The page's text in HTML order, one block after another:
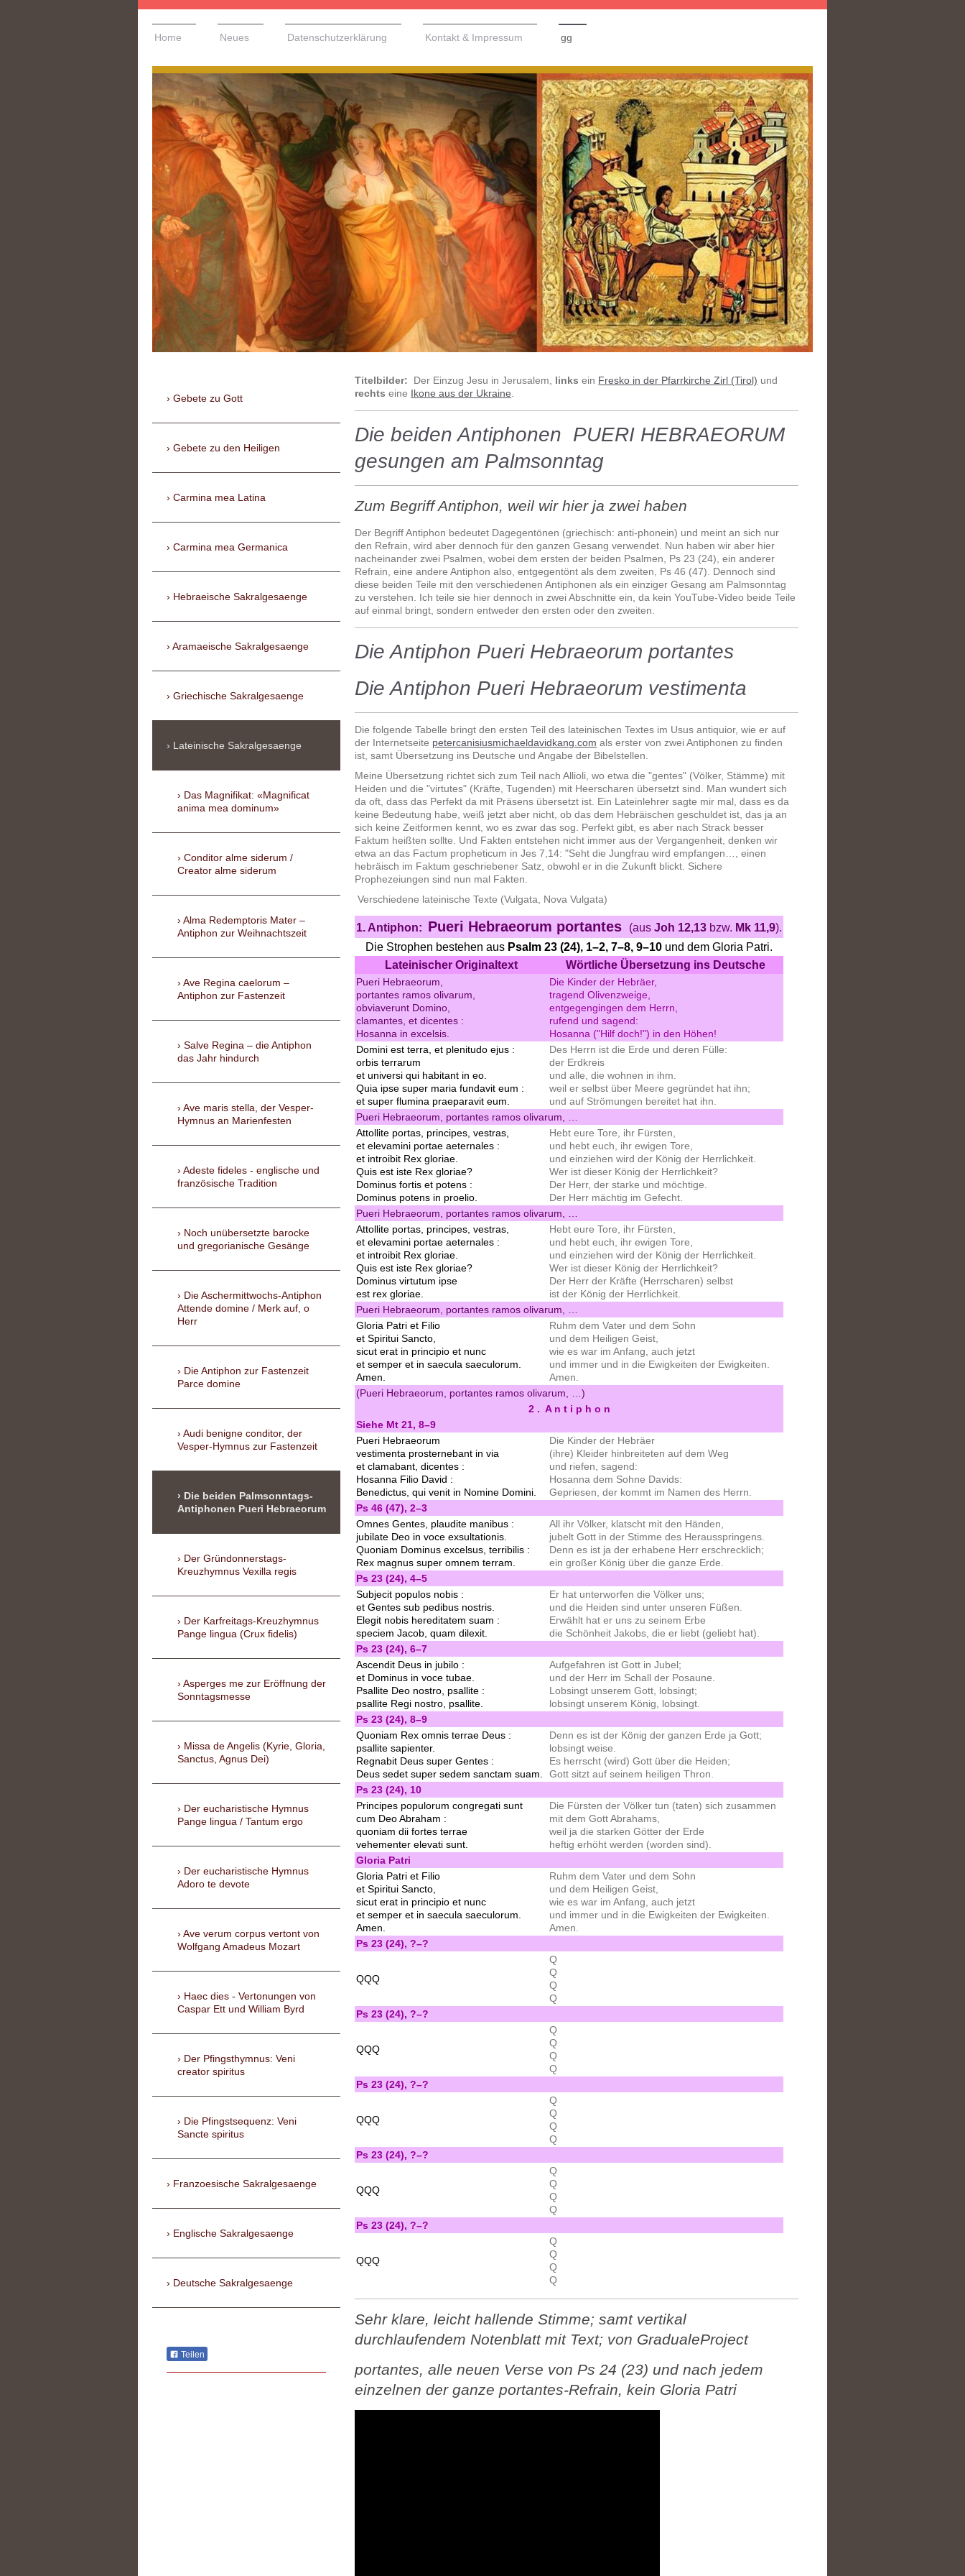
Home Neues Datenschutzerklärung Kontakt & Impressum gg
Titelbilder: Der Einzug Jesu in Jerusalem, links ein Fresko in der Pfarrkirche Zirl (Tirol) und
rechts eine Ikone aus der Ukraine
Die beiden Antiphonen PUERI HEBRAEORUM
gesungen am Palmsonntag
Zum Begriff Antiphon, weil wir hier ja zwei haben
Der Begriff Antiphon bedeutet Dagegentönen (griechisch: anti-phonein) und meint an sich nur
den Refrain, wird aber dennoch für den ganzen Gesang verwendet. Nun haben wir aber hier
nacheinander zwei Psalmen, wobei dem ersten der beiden Psalmen, Ps 23 (24), ein anderer
Refrain, eine andere Antiphon also, entgegentönt als dem zweiten, Ps 46 (47). Dennoch sind
diese beiden Teile mit den verschiedenen Antiphonen als ein einziger Gesang am Palmsonntag
zu verstehen. Ich teile sie hier dennoch in zwei Abschnitte ein, da kein YouTube-Video beide Teile
auf einmal bringt, sondern entweder den ersten oder den zweiten.
Die Antiphon Pueri Hebraeorum portantes
Die Antiphon Pueri Hebraeorum vestimenta
Die folgende Tabelle bringt den ersten Teil des lateinischen Textes im Usus antiquior, wie er auf
der Internetseite petercanisiusmichaeldavidkang.com als erster von zwei Antiphonen zu finden
ist, samt Übersetzung ins Deutsche und Angabe der Bibelstellen.
Meine Übersetzung richtet sich zum Teil nach Allioli, wo etwa die "gentes" (Völker, Stämme) mit
Heiden und die "virtutes" (Kräfte, Tugenden) mit Heerscharen übersetzt sind. Man wundert sich
da oft, dass das Perfekt da mit Präsens übersetzt ist. Ein Lateinlehrer sagte mir mal, dass es da
keine Bedeutung habe, weiß jetzt aber nicht, ob das dem Hebräischen geschuldet ist, das ja an
sich keine Zeitformen kennt, wo es zwar das sog. Perfekt gibt, es aber nach Strack besser
Faktum heißten sollte. Und Fakten entstehen nicht immer aus der Vergangenheit, denken wir
etwa an das Factum propheticum in Jes 7,14: "Seht die Jungfrau wird empfangen…, einen
hebräisch im Faktum geschriebener Satz, obwohl er in die Zukunft blickt. Sichere
Prophezeiungen sind nun mal Fakten.
Verschiedene lateinische Texte (Vulgata, Nova Vulgata)
1. Antiphon: Pueri Hebraeorum portantes (ausJoh 12,13 bzw. Mk 11,9).
Die Strophen bestehen aus Psalm 23 (24), 1–2, 7–8, 9–10 und dem Gloria Patri.
Lateinischer Originaltext
Wörtliche Übersetzung ins Deutsche
Pueri Hebraeorum,
portantes ramos olivarum,
obviaverunt Domino,
clamantes, et dicentes :
Hosanna in excelsis.
Die Kinder der Hebräer,
tragend Olivenzweige,
entgegengingen dem Herrn,
rufend und sagend:
Hosanna ("Hilf doch!") in den Höhen!
Domini est terra, et plenitudo ejus :
orbis terrarum
et universi qui habitant in eo.
Quia ipse super maria fundavit eum :
et super flumina praeparavit eum.
Des Herrn ist die Erde und deren Fülle:
der Erdkreis
und alle, die wohnen in ihm.
weil er selbst über Meere gegründet hat ihn;
und auf Strömungen bereitet hat ihn.
Pueri Hebraeorum, portantes ramos olivarum, …
Attollite portas, principes, vestras,
et elevamini portae aeternales :
et introibit Rex gloriae.
Quis est iste Rex gloriae?
Dominus fortis et potens :
Dominus potens in proelio.
Hebt eure Tore, ihr Fürsten,
und hebt euch, ihr ewigen Tore,
und einziehen wird der König der Herrlichkeit.
Wer ist dieser König der Herrlichkeit?
Der Herr, der starke und möchtige.
Der Herr mächtig im Gefecht.
Pueri Hebraeorum, portantes ramos olivarum, …
Attollite portas, principes, vestras,
et elevamini portae aeternales :
et introibit Rex gloriae.
Quis est iste Rex gloriae?
Dominus virtutum ipse
est rex gloriae.
Hebt eure Tore, ihr Fürsten,
und hebt euch, ihr ewigen Tore,
und einziehen wird der König der Herrlichkeit.
Wer ist dieser König der Herrlichkeit?
Der Herr der Kräfte (Herrscharen) selbst
ist der König der Herrlichkeit.
Pueri Hebraeorum, portantes ramos olivarum, …
Gloria Patri et Filio
et Spiritui Sancto,
sicut erat in principio et nunc
et semper et in saecula saeculorum.
Amen.
Ruhm dem Vater und dem Sohn
und dem Heiligen Geist,
wie es war im Anfang, auch jetzt
und immer und in die Ewigkeiten der Ewigkeiten.
Amen.
(Pueri Hebraeorum, portantes ramos olivarum, …)
2 . A n t i p h o n
Siehe Mt 21, 8–9
Pueri Hebraeorum
vestimenta prosternebant in via
et clamabant, dicentes :
Hosanna Filio David :
Benedictus, qui venit in Nomine Domini.
Die Kinder der Hebräer
(ihre) Kleider hinbreiteten auf dem Weg
und riefen, sagend:
Hosanna dem Sohne Davids:
Gepriesen, der kommt im Namen des Herrn.
Ps 46 (47), 2–3
Omnes Gentes, plaudite manibus :
jubilate Deo in voce exsultationis.
Quoniam Dominus excelsus, terribilis :
Rex magnus super omnem terram.
All ihr Völker, klatscht mit den Händen,
jubelt Gott in der Stimme des Herausspringens.
Denn es ist ja der erhabene Herr erschrecklich;
ein großer König über die ganze Erde.
Ps 23 (24), 4–5
Subjecit populos nobis :
et Gentes sub pedibus nostris.
Elegit nobis hereditatem suam :
speciem Jacob, quam dilexit.
Er hat unterworfen die Völker uns;
und die Heiden sind unter unseren Füßen.
Erwählt hat er uns zu seinem Erbe
die Schönheit Jakobs, die er liebt (geliebt hat).
Ps 23 (24), 6–7
Ascendit Deus in jubilo :
et Dominus in voce tubae.
Psallite Deo nostro, psallite :
psallite Regi nostro, psallite.
Aufgefahren ist Gott in Jubel;
und der Herr im Schall der Posaune.
Lobsingt unserem Gott, lobsingt;
lobsingt unserem König, lobsingt.
Ps 23 (24), 8–9
Quoniam Rex omnis terrae Deus :
psallite sapienter.
Regnabit Deus super Gentes :
Deus sedet super sedem sanctam suam.
Denn es ist der König der ganzen Erde ja Gott;
lobsingt weise.
Es herrscht (wird) Gott über die Heiden;
Gott sitzt auf seinem heiligen Thron.
Ps 23 (24), 10
Principes populorum congregati sunt
cum Deo Abraham :
quoniam dii fortes terrae
vehementer elevati sunt.
Die Fürsten der Völker tun (taten) sich zusammen
mit dem Gott Abrahams,
weil ja die starken Götter der Erde
heftig erhöht werden (worden sind).
Gloria Patri
Gloria Patri et Filio
et Spiritui Sancto,
sicut erat in principio et nunc
et semper et in saecula saeculorum.
Amen.
Ruhm dem Vater und dem Sohn
und dem Heiligen Geist,
wie es war im Anfang, auch jetzt
und immer und in die Ewigkeiten der Ewigkeiten.
Amen.
Ps 23 (24), ?–?
QQQ
Q
Q
Q
Q
Ps 23 (24), ?–?
QQQ
Q
Q
Q
Q
Ps 23 (24), ?–?
QQQ
Q
Q
Q
Q
Ps 23 (24), ?–?
QQQ
Q
Q
Q
Q
Ps 23 (24), ?–?
QQQ
Q
Q
Q
Q
Sehr klare, leicht hallende Stimme; samt vertikal
durchlaufendem Notenblatt mit Text; von GradualeProject
portantes, alle neuen Verse von Ps 24 (23) und nach jedem
einzelnen der ganze portantes-Refrain, kein Gloria Patri
Gebete zu Gott
Gebete zu den Heiligen
Carmina mea Latina
Carmina mea Germanica
Hebraeische Sakralgesaenge
Aramaeische Sakralgesaenge
Griechische Sakralgesaenge
Lateinische Sakralgesaenge
Das Magnifikat: «Magnificat
anima mea dominum»
Conditor alme siderum /
Creator alme siderum
Alma Redemptoris Mater –
Antiphon zur Weihnachtszeit
Ave Regina caelorum –
Antiphon zur Fastenzeit
Salve Regina – die Antiphon
das Jahr hindurch
Ave maris stella, der Vesper-
Hymnus an Marienfesten
Adeste fideles - englische und
französische Tradition
Noch unübersetzte barocke
und gregorianische Gesänge
Die Aschermittwochs-Antiphon
Attende domine / Merk auf, o
Herr
Die Antiphon zur Fastenzeit
Parce domine
Audi benigne conditor, der
Vesper-Hymnus zur Fastenzeit
Die beiden Palmsonntags-
Antiphonen Pueri Hebraeorum
Der Gründonnerstags-
Kreuzhymnus Vexilla regis
Der Karfreitags-Kreuzhymnus
Pange lingua (Crux fidelis)
Asperges me zur Eröffnung der
Sonntagsmesse
Missa de Angelis (Kyrie, Gloria,
Sanctus, Agnus Dei)
Der eucharistische Hymnus
Pange lingua / Tantum ergo
Der eucharistische Hymnus
Adoro te devote
Ave verum corpus vertont von
Wolfgang Amadeus Mozart
Haec dies - Vertonungen von
Caspar Ett und William Byrd
Der Pfingsthymnus: Veni
creator spiritus
Die Pfingstsequenz: Veni
Sancte spiritus
Franzoesische Sakralgesaenge
Englische Sakralgesaenge
Deutsche Sakralgesaenge
Teilen